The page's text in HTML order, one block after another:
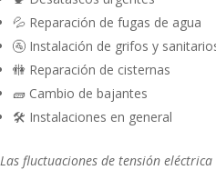
💦 Reparación de fugas de agua
🚰 Instalación de grifos y
🚻 Reparación de cisternas
🧱 Cambio de bajantes
🛠️ Instalaciones en general
Las fluctuaciones de tensión